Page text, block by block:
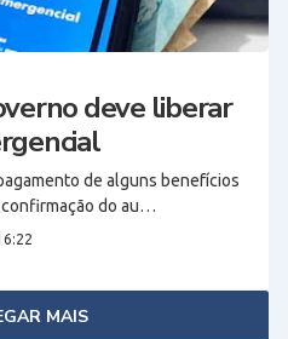
deve liberar
de alguns benefícios
do au…
MAIS